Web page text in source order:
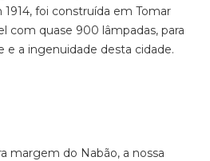
1914, foi construída em Tomar
com quase 900 lâmpadas, para
e a ingenuidade desta cidade.
margem do Nabão, a nossa